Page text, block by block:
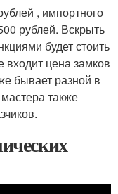
, импортного
рублей. Вскрыть
будет стоить
входит цена замков
бывает разной в
также